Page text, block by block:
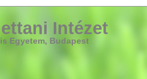
Intézet
Egyetem, Budapest